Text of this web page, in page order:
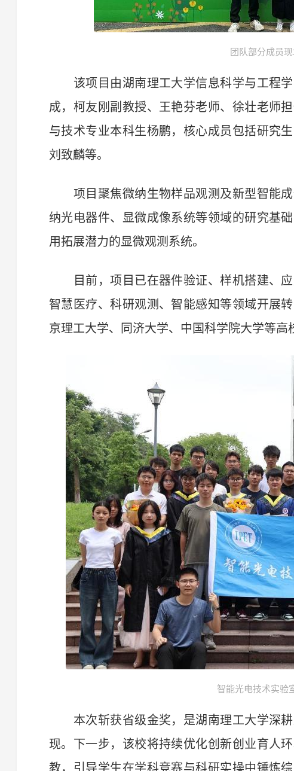
团队部分成员
该项目由湖南理工大学信息科学与工程学
成，柯友刚副教授、王艳芬老师、徐壮老师
与技术专业本科生杨鹏，核心成员包括研究
刘致麟等。
项目聚焦微纳生物样品观测及新型智能成
纳光电器件、显微成像系统等领域的研究基
用拓展潜力的显微观测系统。
目前，项目已在器件验证、样机搭建、应
智慧医疗、科研观测、智能感知等领域开展
京理工大学、同济大学、中国科学院大学等高
智能光电技术实验
本次斩获省级金奖，是湖南理工大学深耕
现。下一步，该校将持续优化创新创业育人
教，引导学生在学科竞赛与科研实操中锤炼